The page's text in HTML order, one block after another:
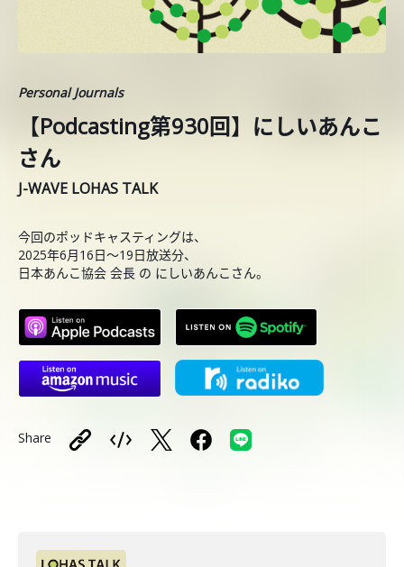
Personal Journals
【Podcasting第930回】にしいあんこ
さん
J-WAVE LOHAS TALK
今回のポッドキャスティングは、
2025年6月16日〜19日放送分、
日本あんこ協会 会長 の にしいあんこさん。
Share